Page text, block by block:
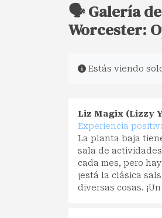
🗣️ Galería de
Worcester:
Estás viendo
Liz Magix (Lizzy
Experiencia
La planta baja
sala de
cada mes, pero
¡está la clásica
diversas cosas.